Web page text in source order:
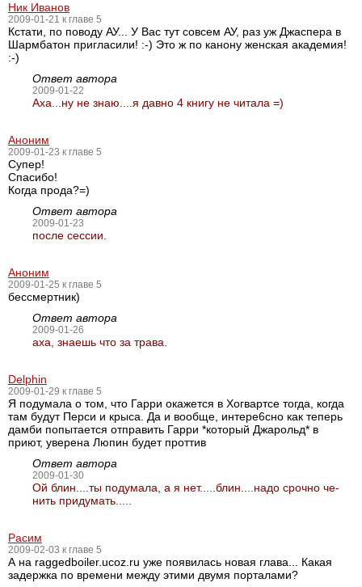
Ник Иванов
2009-01-21 к главе 5
Кстати, по поводу АУ... У Вас тут совсем АУ, раз уж Джаспера в
Шармбатон пригласили! :-) Это ж по канону женская академия!
:-)
Ответ автора
2009-01-22
Аха...ну не знаю....я давно 4 книгу не читала =)
Аноним
2009-01-23 к главе 5
Супер!
Спасибо!
Когда прода?=)
Ответ автора
2009-01-23
после сессии.
Аноним
2009-01-25 к главе 5
бессмертник)
Ответ автора
2009-01-26
аха, знаешь что за трава.
Delphin
2009-01-29 к главе 5
Я подумала о том, что Гарри окажется в Хогвартсе тогда, когда
там будут Перси и крыса. Да и вообще, интере6сно как теперь
дамби попытается отправить Гарри *который Джарольд* в
приют, уверена Люпин будет проттив
Ответ автора
2009-01-30
Ой блин....ты подумала, а я нет.....блин....надо срочно че-
нить придумать.....
Расим
2009-02-03 к главе 5
А на raggedboiler.ucoz.ru уже появилась новая глава... Какая
задержка по времени между этими двумя порталами?